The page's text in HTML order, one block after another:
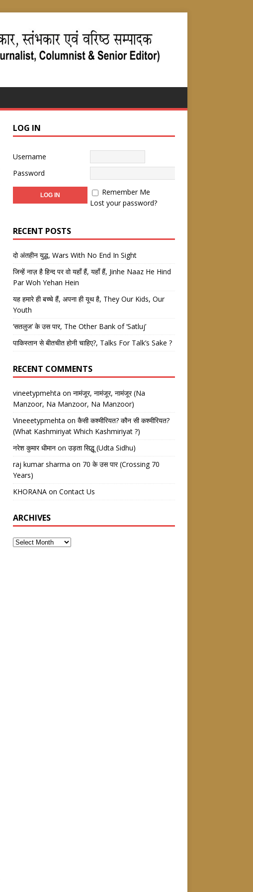
LOG IN
Username
Password
Remember Me
Lost your password?
RECENT POSTS
दो अंतहीन युद्ध, Wars With No End In Sight
जिन्हें नाज़ है हिन्द पर वो यहाँ हैं, यहाँ हैं, Jinhe Naaz He Hind
Par Woh Yehan Hein
यह हमारे ही बच्चे हैं, अपना ही यूथ है, They Our Kids, Our
Youth
‘सतलुज’ के उस पार, The Other Bank of ‘Satluj’
पाकिस्तान से बीतचीत होनी चाहिए?, Talks For Talk’s Sake ?
RECENT COMMENTS
vineetypmehta on नामंजूर, नामंजूर, नामंजूर (Na
Manzoor, Na Manzoor, Na Manzoor)
Vineeetypmehta on कैसी कश्मीरियत? कौन सी कश्मीरियत?
(What Kashmiriyat Which Kashmiriyat ?)
नरेश कुमार धीमानon उड़ता सिद्धू (Udta Sidhu)
raj kumar sharma on 70 के उस पार (Crossing 70
Years)
KHORANAon Contact Us
ARCHIVES